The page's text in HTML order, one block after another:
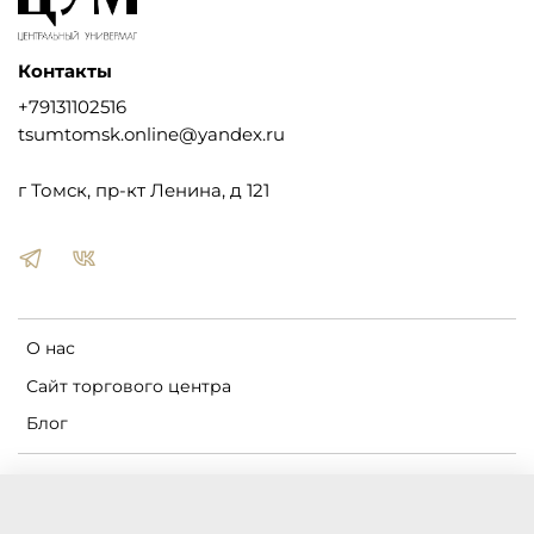
О нас
Сайт торгового центра
Блог
Контакты
+79131102516
tsumtomsk.online@yandex.ru
г Томск, пр-кт Ленина, д 121